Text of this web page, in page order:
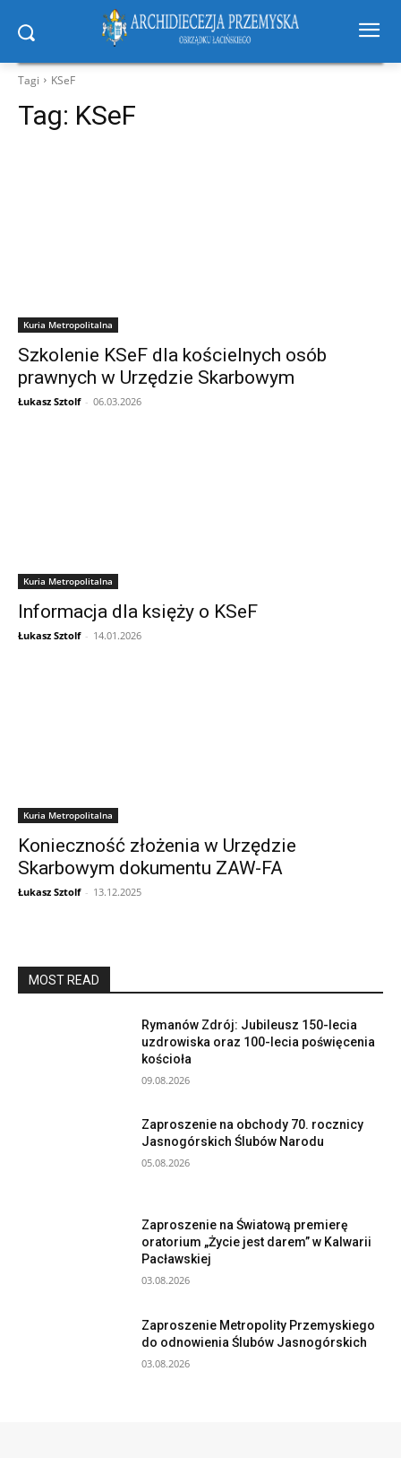
Tagi KSeF
Tag: KSeF
Kuria Metropolitalna
Szkolenie KSeF dla kościelnych osób
prawnych w Urzędzie Skarbowym
Łukasz Sztolf - 06.03.2026
Kuria Metropolitalna
Informacja dla księży o KSeF
Łukasz Sztolf - 14.01.2026
Kuria Metropolitalna
Konieczność złożenia w Urzędzie
Skarbowym dokumentu ZAW-FA
Łukasz Sztolf - 13.12.2025
MOST READ
Rymanów Zdrój: Jubileusz 150-lecia
uzdrowiska oraz 100-lecia poświęcenia
kościoła
09.08.2026
Zaproszenie na obchody 70. rocznicy
Jasnogórskich Ślubów Narodu
05.08.2026
Zaproszenie na Światową premierę
oratorium „Życie jest darem” w Kalwarii
Pacławskiej
03.08.2026
Zaproszenie Metropolity Przemyskiego
do odnowienia Ślubów Jasnogórskich
03.08.2026